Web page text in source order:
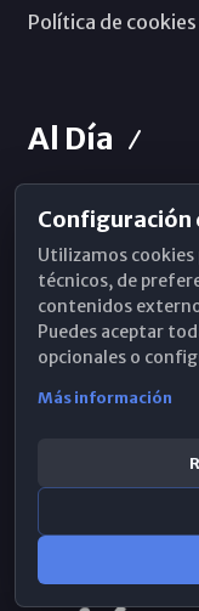
Política de cookies
Al Día
Horarios de Misa
Hemeroteca
WhatsApp
Configuración
Utilizamos cookies
técnicos, de
contenidos
Puedes aceptar
opcionales o
Más información